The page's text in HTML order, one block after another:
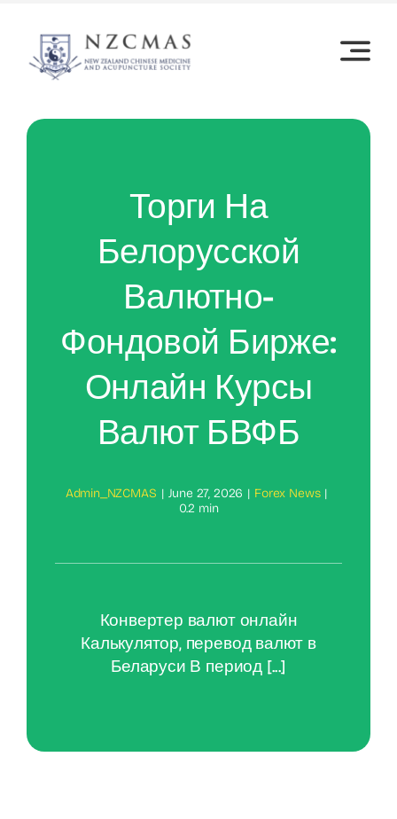
content
Торги На
Белорусской
Валютно-
Фондовой Бирже:
Онлайн Курсы
Валют БВФБ
Admin_NZCMAS | June 27, 2026 | Forex News |
0.2 min
Конвертер валют онлайн
Калькулятор, перевод валют в
Беларуси В период [...]